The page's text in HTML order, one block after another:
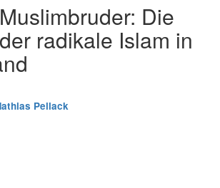
Die
radikale Islam in
Pellack